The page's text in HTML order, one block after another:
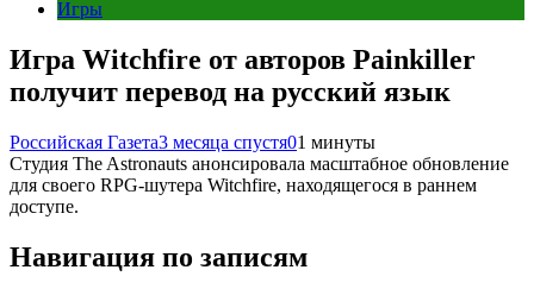
Игры
Игра Witchfire от авторов Painkiller
получит перевод на русский язык
Российская Газета3 месяца спустя01 минуты
Студия The Astronauts анонсировала масштабное обновление
для своего RPG-шутера Witchfire, находящегося в раннем
доступе.
Навигация по записям